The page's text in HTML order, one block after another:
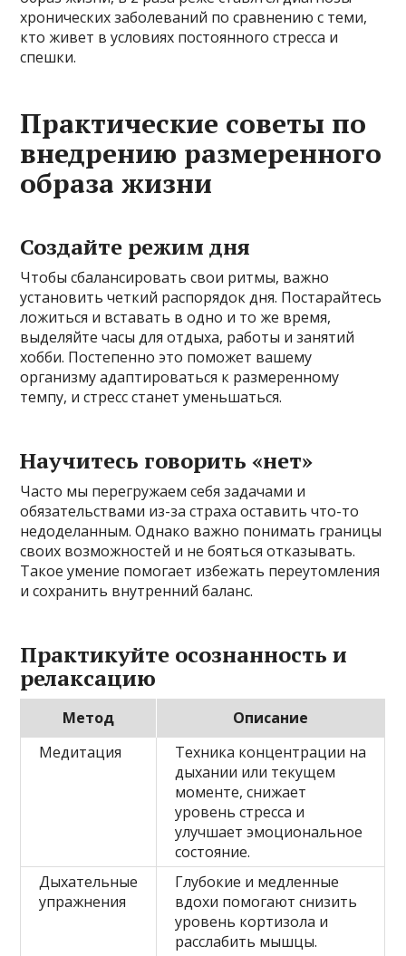
хронических заболеваний по сравнению с теми,
кто живет в условиях постоянного стресса и
спешки.
Практические советы по
внедрению размеренного
образа жизни
Создайте режим дня
Чтобы сбалансировать свои ритмы, важно
установить четкий распорядок дня. Постарайтесь
ложиться и вставать в одно и то же время,
выделяйте часы для отдыха, работы и занятий
хобби. Постепенно это поможет вашему
организму адаптироваться к размеренному
темпу, и стресс станет уменьшаться.
Научитесь говорить «нет»
Часто мы перегружаем себя задачами и
обязательствами из-за страха оставить что-то
недоделанным. Однако важно понимать границы
своих возможностей и не бояться отказывать.
Такое умение помогает избежать переутомления
и сохранить внутренний баланс.
Практикуйте осознанность и
релаксацию
Метод
Описание
Медитация
Техника концентрации на
дыхании или текущем
моменте, снижает
уровень стресса и
улучшает эмоциональное
состояние.
Дыхательные
упражнения
Глубокие и медленные
вдохи помогают снизить
уровень кортизола и
расслабить мышцы.